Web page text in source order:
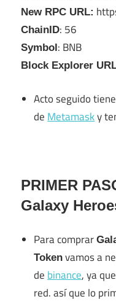
New RPC URL:
ChainID: 56
Symbol : BNB
Block Explorer
Acto seguido
de Metamasky
PRIMER
Galaxy
Para comprar
Token vamos a
de binance, ya
red. así que lo